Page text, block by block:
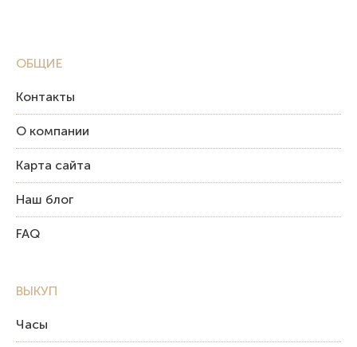
ОБЩИЕ
Контакты
О компании
Карта сайта
Наш блог
FAQ
ВЫКУП
Часы